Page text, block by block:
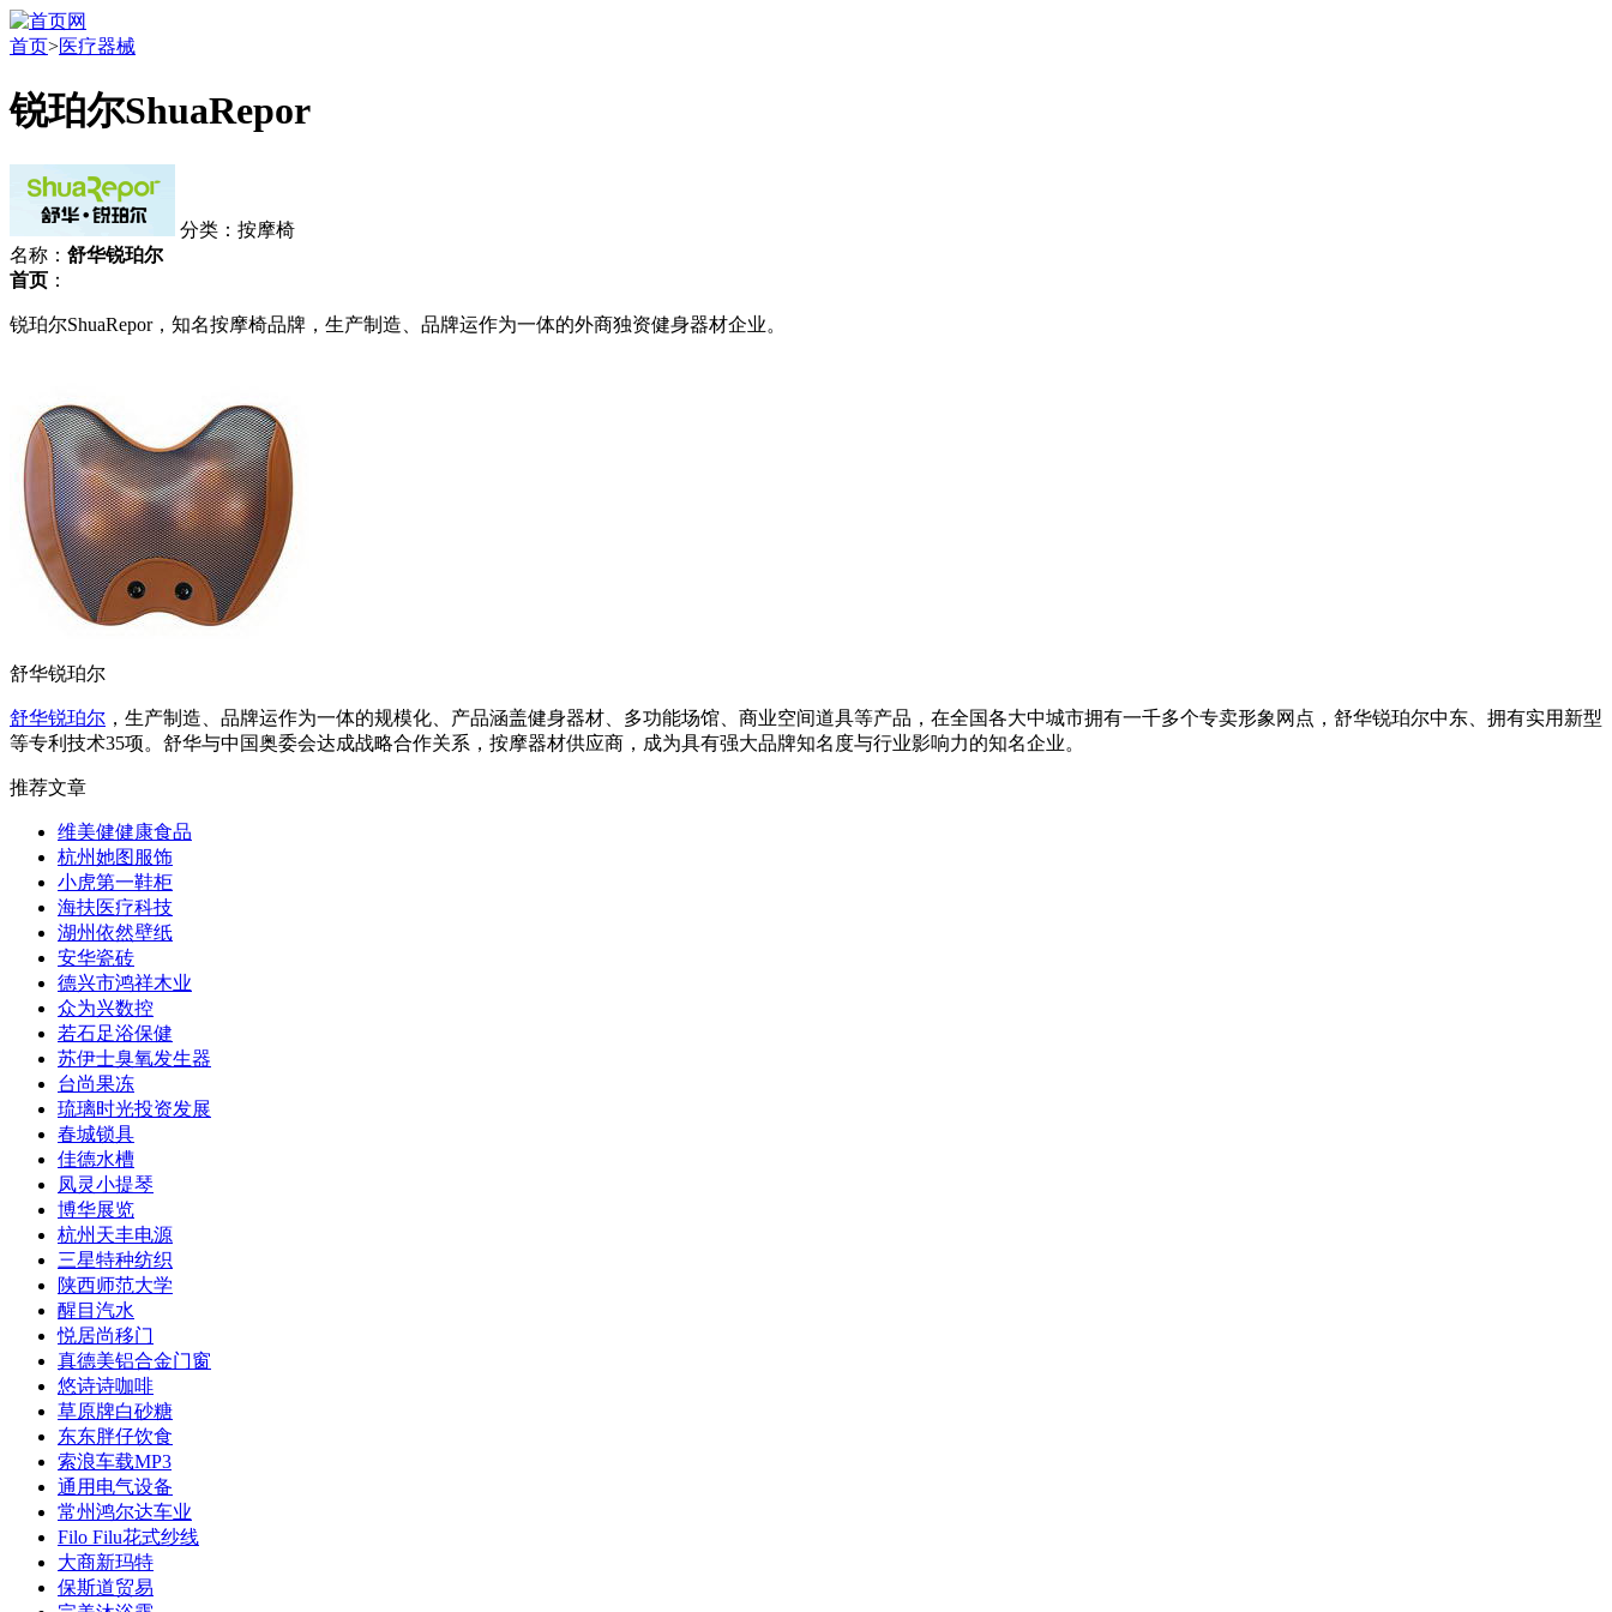
首页>医疗器械
锐珀尔ShuaRepor
分类：按摩椅
名称： 舒华锐珀尔
首页 ：
锐珀尔ShuaRepor，知名按摩椅品牌，生产制造、品牌运作为一体的外商独资健身器材企业。
舒华锐珀尔
舒华锐珀尔 ，生产制造、品牌运作为一体的规模化、产品涵盖健身器材、多功能场馆、商业空间道具等产品，在全国各大中城市拥有一千多个专卖形象网点，舒华锐珀尔中东、拥有实用新型
等专利技术35项。舒华与中国奥委会达成战略合作关系，按摩器材供应商，成为具有强大品牌知名度与行业影响力的知名企业。
推荐文章
维美健健康食品
杭州她图服饰
小虎第一鞋柜
海扶医疗科技
湖州依然壁纸
安华瓷砖
德兴市鸿祥木业
众为兴数控
若石足浴保健
苏伊士臭氧发生器
台尚果冻
琉璃时光投资发展
春城锁具
佳德水槽
凤灵小提琴
博华展览
杭州天丰电源
三星特种纺织
陕西师范大学
醒目汽水
悦居尚移门
真德美铝合金门窗
悠诗诗咖啡
草原牌白砂糖
东东胖仔饮食
索浪车载MP3
通用电气设备
常州鸿尔达车业
Filo Filu花式纱线
大商新玛特
保斯道贸易